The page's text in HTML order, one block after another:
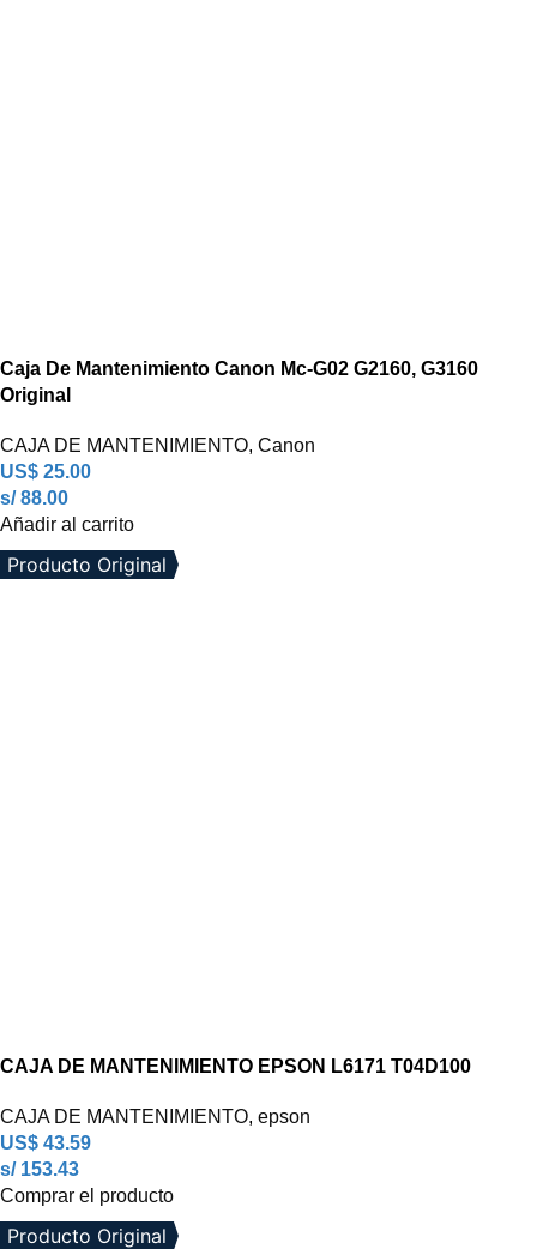
Caja De Mantenimiento Canon Mc-G02 G2160, G3160
Original
CAJA DE MANTENIMIENTO, Canon
US$ 25.00
s/ 88.00
Añadir al carrito
Producto Original
CAJA DE MANTENIMIENTO EPSON L6171 T04D100
CAJA DE MANTENIMIENTO, epson
US$ 43.59
s/ 153.43
Comprar el producto
Producto Original